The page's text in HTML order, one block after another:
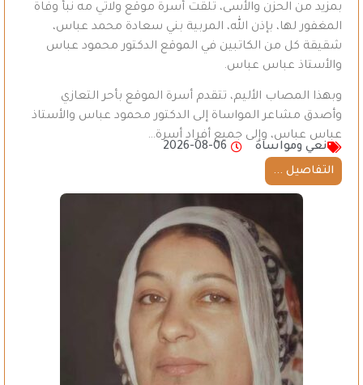
بمزيد من الحزن والأسى، تلقت أسرة موقع ولاتي مه نبأ وفاة
المغفور لها، بإذن الله، المربية بني سعادة محمد عباس،
شقيقة كل من الكاتبين في الموقع الدكتور محمود عباس
والأستاذ عباس عباس.
وبهذا المصاب الأليم، تتقدم أسرة الموقع بأحر التعازي
وأصدق مشاعر المواساة إلى الدكتور محمود عباس والأستاذ
عباس عباس، وإلى جميع أفراد أسرة…
نعي ومواساة
2026-08-06
التفاصيل ...